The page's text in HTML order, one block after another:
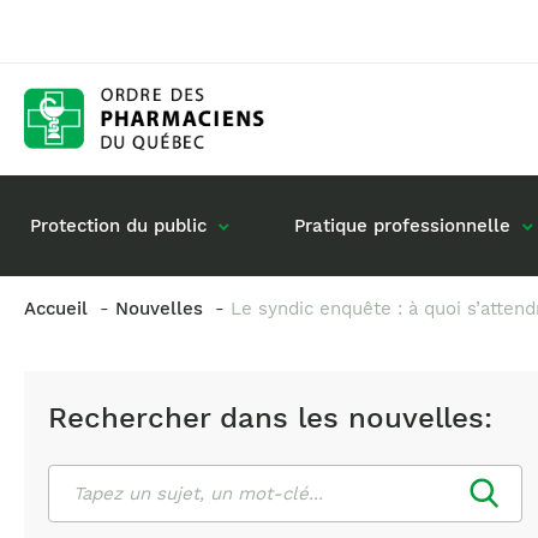
Protection du public
Vos questions :
Pratique professionnelle
Exercice en société
Commande de matériel
Accueil Nouvelles Le syndic enquête : à quoi
Rechercher dans les nouvelles: